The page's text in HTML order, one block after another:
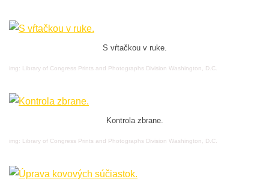
S vŕtačkou v ruke.
img: Library of Congress Prints and Photographs Division Washington, D.C.
Kontrola zbrane.
img: Library of Congress Prints and Photographs Division Washington, D.C.